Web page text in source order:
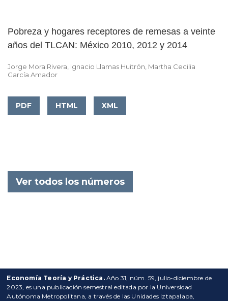
Pobreza y hogares receptores de remesas a veinte
años del TLCAN: México 2010, 2012 y 2014
Jorge Mora Rivera, Ignacio Llamas Huitrón, Martha Cecilia
García Amador
PDF HTML XML
Ver todos los números
Economía Teoría y Práctica.Año 31, núm. 59, julio-diciembre de
2023, es una publicación semestral editada por la Universidad
Autónoma Metropolitana, a través de las Unidades Iztapalapa,